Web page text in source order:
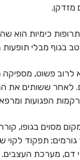
כימיות הוא
בגוף מבלי
לרוב פשוט,
לאחר ששותים את
הפגועות
מסוים בגופו,
תפקוד לקוי
דם, מערכת העצבים.